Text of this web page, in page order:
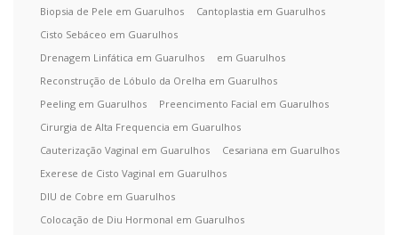
Biopsia de Pele em Guarulhos
Cantoplastia em Guarulhos
Cisto Sebáceo em Guarulhos
Drenagem Linfática em Guarulhos
em Guarulhos
Reconstrução de Lóbulo da Orelha em Guarulhos
Peeling em Guarulhos
Preencimento Facial em Guarulhos
Cirurgia de Alta Frequencia em Guarulhos
Cauterização Vaginal em Guarulhos
Cesariana em Guarulhos
Exerese de Cisto Vaginal em Guarulhos
DIU de Cobre em Guarulhos
Colocação de Diu Hormonal em Guarulhos